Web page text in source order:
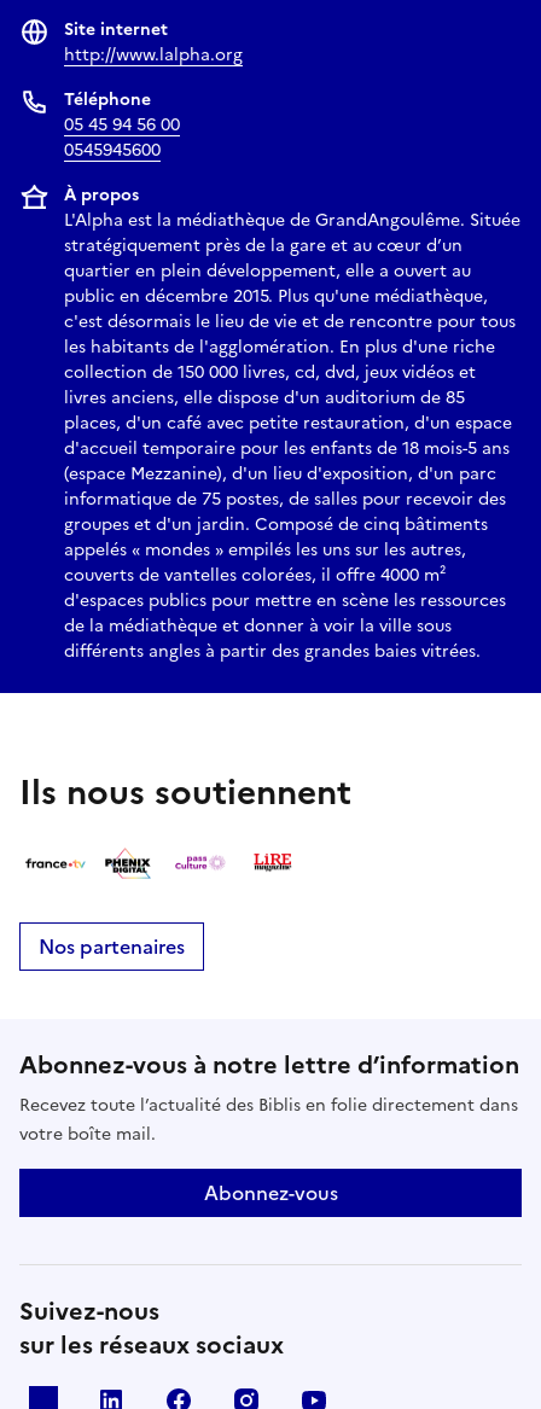
Site internet
http://www.lalpha.org
Téléphone
05 45 94 56 00
0545945600
À propos
L'Alpha est la médiathèque de GrandAngoulême. Située
stratégiquement près de la gare et au cœur d’un
quartier en plein développement, elle a ouvert au
public en décembre 2015. Plus qu'une médiathèque,
c'est désormais le lieu de vie et de rencontre pour tous
les habitants de l'agglomération. En plus d'une riche
collection de 150 000 livres, cd, dvd, jeux vidéos et
livres anciens, elle dispose d'un auditorium de 85
places, d'un café avec petite restauration, d'un espace
d'accueil temporaire pour les enfants de 18 mois-5 ans
(espace Mezzanine), d'un lieu d'exposition, d'un parc
informatique de 75 postes, de salles pour recevoir des
groupes et d'un jardin. Composé de cinq bâtiments
appelés « mondes » empilés les uns sur les autres,
couverts de vantelles colorées, il offre 4000 m²
d'espaces publics pour mettre en scène les ressources
de la médiathèque et donner à voir la ville sous
différents angles à partir des grandes baies vitrées.
Ils nous soutiennent
Nos partenaires
Abonnez-vous à notre lettre d’information
Recevez toute l’actualité des Biblis en folie directement dans
votre boîte mail.
Abonnez-vous
Suivez-nous
sur les réseaux sociaux
Linkedin Facebook Instagram